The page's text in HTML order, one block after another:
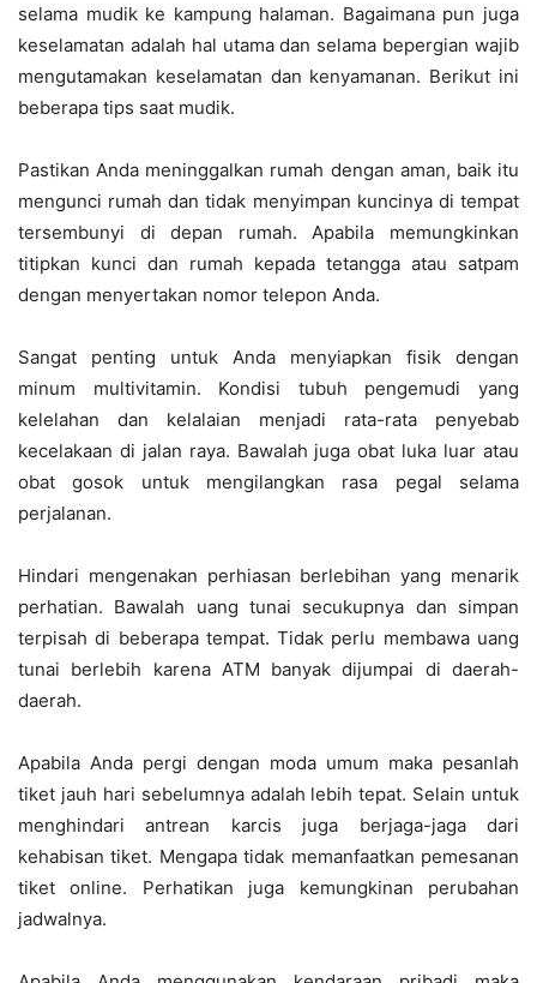
selama mudik ke kampung halaman. Bagaimana pun juga
keselamatan adalah hal utama dan selama bepergian wajib
mengutamakan keselamatan dan kenyamanan. Berikut ini
beberapa tips saat mudik.
Pastikan Anda meninggalkan rumah dengan aman, baik itu
mengunci rumah dan tidak menyimpan kuncinya di tempat
tersembunyi di depan rumah. Apabila memungkinkan
titipkan kunci dan rumah kepada tetangga atau satpam
dengan menyertakan nomor telepon Anda.
Sangat penting untuk Anda menyiapkan fisik dengan
minum multivitamin. Kondisi tubuh pengemudi yang
kelelahan dan kelalaian menjadi rata-rata penyebab
kecelakaan di jalan raya. Bawalah juga obat luka luar atau
obat gosok untuk mengilangkan rasa pegal selama
perjalanan.
Hindari mengenakan perhiasan berlebihan yang menarik
perhatian. Bawalah uang tunai secukupnya dan simpan
terpisah di beberapa tempat. Tidak perlu membawa uang
tunai berlebih karena ATM banyak dijumpai di daerah-
daerah.
Apabila Anda pergi dengan moda umum maka pesanlah
tiket jauh hari sebelumnya adalah lebih tepat. Selain untuk
menghindari antrean karcis juga berjaga-jaga dari
kehabisan tiket. Mengapa tidak memanfaatkan pemesanan
tiket online. Perhatikan juga kemungkinan perubahan
jadwalnya.